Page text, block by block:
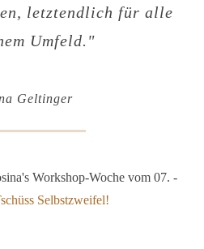
letztendlich für alle
Umfeld. "
Geltinger
Workshop-Woche vom 07. -
Selbstzweifel!